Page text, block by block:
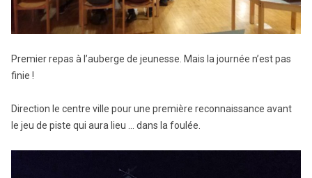
Premier repas à l’auberge de jeunesse. Mais la journée n’est pas
finie !
Direction le centre ville pour une première reconnaissance avant
le jeu de piste qui aura lieu … dans la foulée.
Lecteur